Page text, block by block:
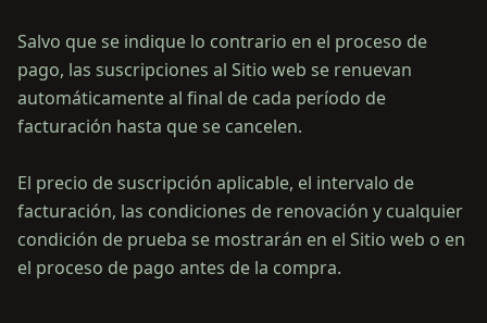
Salvo que se indique lo contrario en el proceso de
pago, las suscripciones al Sitio web se renuevan
automáticamente al final de cada período de
facturación hasta que se cancelen.
El precio de suscripción aplicable, el intervalo de
facturación, las condiciones de renovación y cualquier
condición de prueba se mostrarán en el Sitio web o en